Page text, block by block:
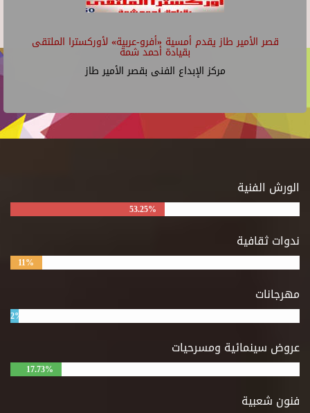
قصر الأمير طاز يقدم أمسية «أفرو-عربية» لأوركسترا الملتقى
بقيادة أحمد شمة
مركز الإبداع الفنى بقصر الأمير طاز
الورش الفنية
53.25%
ندوات ثقافية
11%
مهرجانات
2%
عروض سينمائية ومسرحيات
17.73%
فنون شعبية